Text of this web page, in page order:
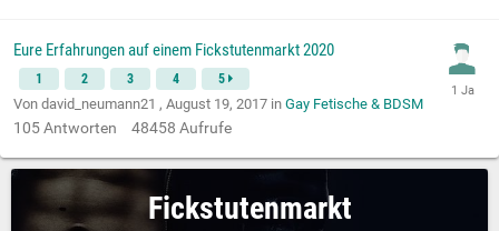
Eure Erfahrungen auf einem Fickstutenmarkt 2020
1 2 3 4 5
Von david_neumann21 , August 19, 2017 in Gay Fetische & BDSM
105Antworten 48458 Aufrufe
Fickstutenmarkt